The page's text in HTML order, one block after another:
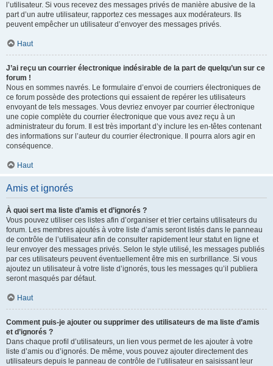
l’utilisateur. Si vous recevez des messages privés de manière abusive de la
part d’un autre utilisateur, rapportez ces messages aux modérateurs. Ils
peuvent empêcher un utilisateur d’envoyer des messages privés.
Haut
J’ai reçu un courrier électronique indésirable de la part de quelqu’un sur ce
forum !
Nous en sommes navrés. Le formulaire d’envoi de courriers électroniques de
ce forum possède des protections qui essaient de repérer les utilisateurs
envoyant de tels messages. Vous devriez envoyer par courrier électronique
une copie complète du courrier électronique que vous avez reçu à un
administrateur du forum. Il est très important d’y inclure les en-têtes contenant
des informations sur l’auteur du courrier électronique. Il pourra alors agir en
conséquence.
Haut
Amis et ignorés
À quoi sert ma liste d’amis et d’ignorés ?
Vous pouvez utiliser ces listes afin d’organiser et trier certains utilisateurs du
forum. Les membres ajoutés à votre liste d’amis seront listés dans le panneau
de contrôle de l’utilisateur afin de consulter rapidement leur statut en ligne et
leur envoyer des messages privés. Selon le style utilisé, les messages publiés
par ces utilisateurs peuvent éventuellement être mis en surbrillance. Si vous
ajoutez un utilisateur à votre liste d’ignorés, tous les messages qu’il publiera
seront masqués par défaut.
Haut
Comment puis-je ajouter ou supprimer des utilisateurs de ma liste d’amis
et d’ignorés ?
Dans chaque profil d’utilisateurs, un lien vous permet de les ajouter à votre
liste d’amis ou d’ignorés. De même, vous pouvez ajouter directement des
utilisateurs depuis le panneau de contrôle de l’utilisateur en saisissant leur